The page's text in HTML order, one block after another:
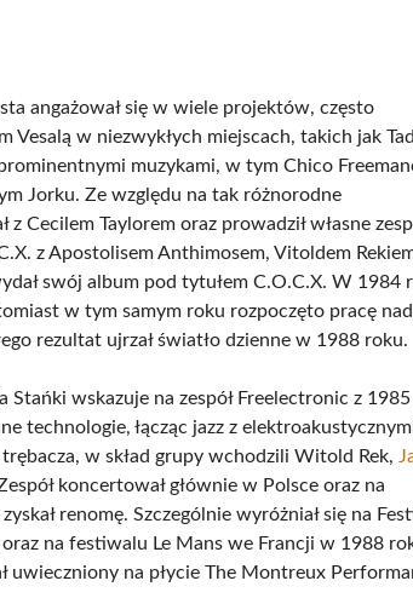
angażował się w wiele projektów, często
Vesalą w niezwykłych miejscach, takich jak
muzykami, w tym Chico
Jorku. Ze względu na tak różnorodne
z Cecilem Taylorem oraz prowadził własne
z Apostolisem Anthimosem, Vitoldem
swój album pod tytułem C.O.C.X. W 1984
w tym samym roku rozpoczęto pracę nad
rezultat ujrzał światło dzienne w 1988 roku.
Stańki wskazuje na zespół Freelectronic z
technologie, łącząc jazz z
w skład grupy wchodzili Witold Rek,
koncertował głównie w Polsce oraz na
renomę. Szczególnie wyróżniał się na
na festiwalu Le Mans we Francji w 1988
uwieczniony na płycie The Montreux